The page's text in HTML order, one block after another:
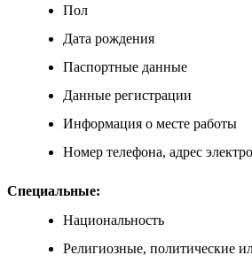
Пол
Дата рождения
Паспортные данные
Данные регистрации
Информация о месте работы
Номер телефона, адрес
Специальные:
Национальность
Религиозные, политические